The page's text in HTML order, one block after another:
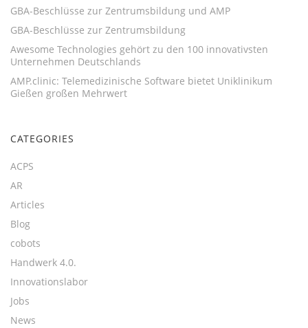
GBA-Beschlüsse zur Zentrumsbildung und AMP
GBA-Beschlüsse zur Zentrumsbildung
Awesome Technologies gehört zu den 100 innovativsten
Unternehmen Deutschlands
AMP.clinic: Telemedizinische Software bietet Uniklinikum
Gießen großen Mehrwert
CATEGORIES
ACPS
AR
Articles
Blog
cobots
Handwerk 4.0.
Innovationslabor
Jobs
News